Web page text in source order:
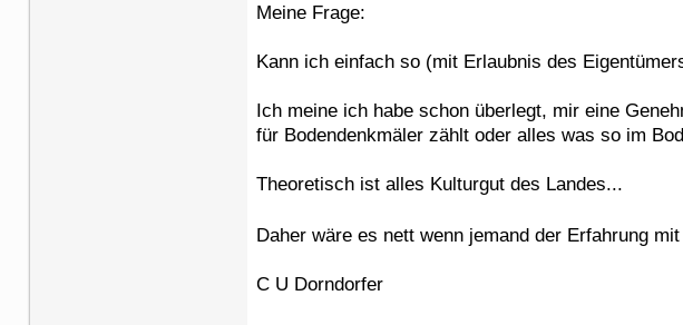
Meine Frage:
Kann ich einfach so (mit Erlaubnis des
Ich meine ich habe schon überlegt, mir eine
für Bodendenkmäler zählt oder alles was so im
Theoretisch ist alles Kulturgut des Landes...
Daher wäre es nett wenn jemand der Erfahrung
C U Dorndorfer